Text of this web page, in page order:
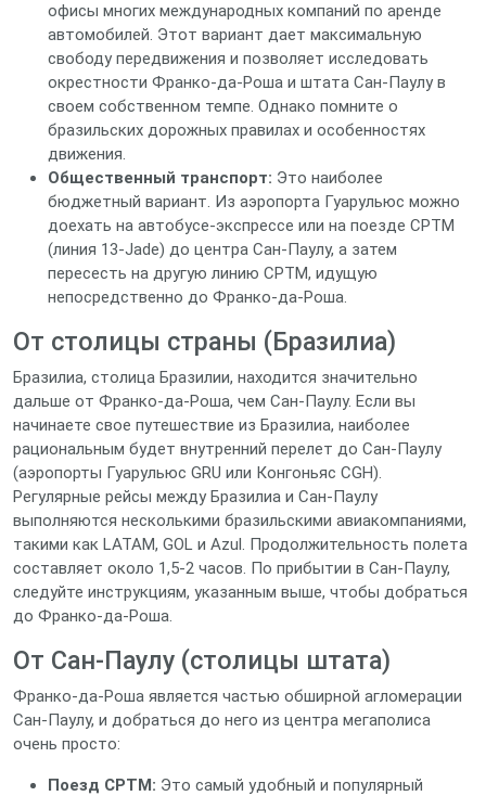
офисы многих международных компаний по аренде
автомобилей. Этот вариант дает максимальную
свободу передвижения и позволяет исследовать
окрестности Франко-да-Роша и штата Сан-Паулу в
своем собственном темпе. Однако помните о
бразильских дорожных правилах и особенностях
движения.
Общественный транспорт: Это наиболее
бюджетный вариант. Из аэропорта Гуарульюс можно
доехать на автобусе-экспрессе или на поезде CPTM
(линия 13-Jade) до центра Сан-Паулу, а затем
пересесть на другую линию CPTM, идущую
непосредственно до Франко-да-Роша.
От столицы страны (Бразилиа)
Бразилиа, столица Бразилии, находится значительно
дальше от Франко-да-Роша, чем Сан-Паулу. Если вы
начинаете свое путешествие из Бразилиа, наиболее
рациональным будет внутренний перелет до Сан-Паулу
(аэропорты Гуарульюс GRU или Конгоньяс CGH).
Регулярные рейсы между Бразилиа и Сан-Паулу
выполняются несколькими бразильскими авиакомпаниями,
такими как LATAM, GOL и Azul. Продолжительность полета
составляет около 1,5-2 часов. По прибытии в Сан-Паулу,
следуйте инструкциям, указанным выше, чтобы добраться
до Франко-да-Роша.
От Сан-Паулу (столицы штата)
Франко-да-Роша является частью обширной агломерации
Сан-Паулу, и добраться до него из центра мегаполиса
очень просто:
Поезд CPTM: Это самый удобный и популярный